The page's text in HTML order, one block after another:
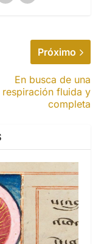
Próximo
En busca de una
respiración fluida y
completa